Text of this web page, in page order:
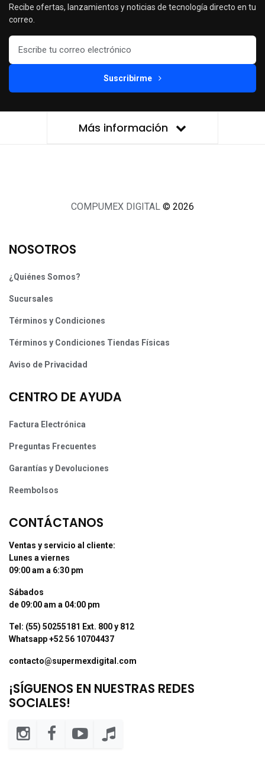
Recibe ofertas, lanzamientos y noticias de tecnología directo en tu
correo.
Suscribirme
Más información
COMPUMEX DIGITAL © 2026
NOSOTROS
¿Quiénes Somos?
Sucursales
Términos y Condiciones
Términos y Condiciones Tiendas Físicas
Aviso de Privacidad
CENTRO DE AYUDA
Factura Electrónica
Preguntas Frecuentes
Garantías y Devoluciones
Reembolsos
CONTÁCTANOS
Ventas y servicio al cliente:
Lunes a viernes
09:00 am a 6:30 pm
Sábados
de 09:00 am a 04:00 pm
Tel: (55) 50255181 Ext. 800 y 812
Whatsapp +52 56 10704437
contacto@supermexdigital.com
¡SÍGUENOS EN NUESTRAS REDES
SOCIALES!